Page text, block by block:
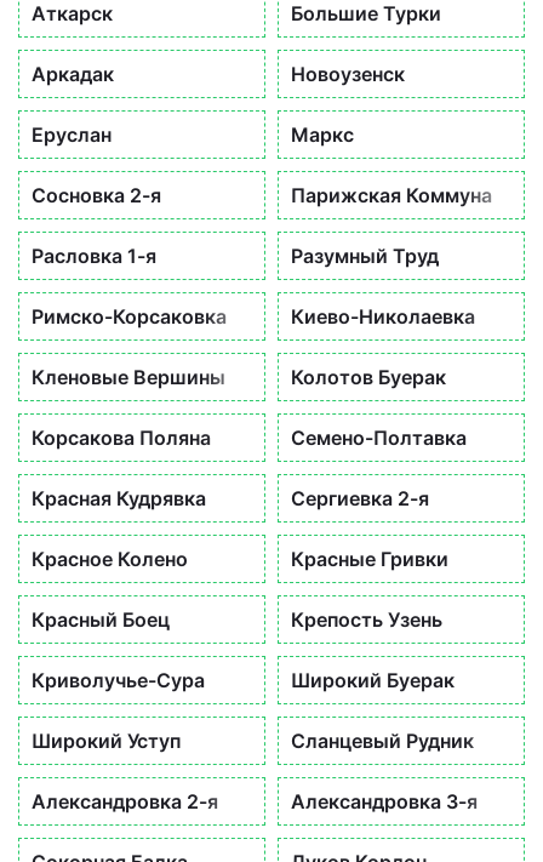
Аткарск Большие Турки
Аркадак Новоузенск
Еруслан Маркс
Сосновка 2-я Парижская Коммуна
Расловка 1-я Разумный Труд
Римско-Корсаковка Киево-Николаевка
Кленовые Вершины Колотов Буерак
Корсакова Поляна Семено-Полтавка
Красная Кудрявка Сергиевка 2-я
Красное Колено Красные Гривки
Красный Боец Крепость Узень
Криволучье-Сура Широкий Буерак
Широкий Уступ Сланцевый Рудник
Александровка 2-я Александровка 3-я